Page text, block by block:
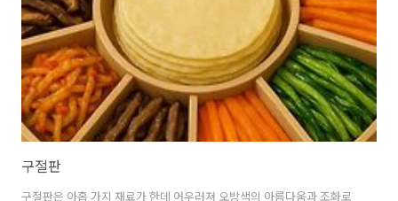
라고 불리는 하얀 지방질이 가득 차 있습니다.이 곱이 바로 곱창의 고소
한..
구절판
구절판은 아홉 가지 재료가 한데 어우러져 오방색의 아름다움과 조화로